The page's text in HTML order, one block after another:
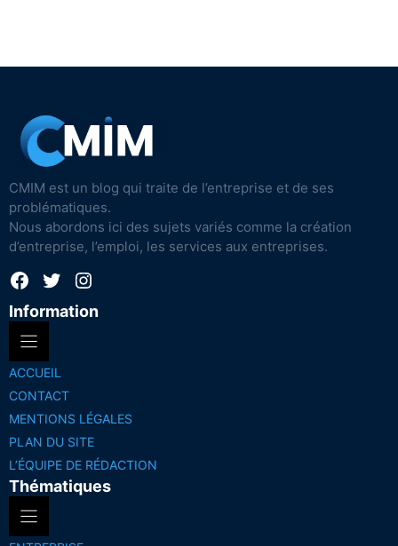
CMIM est un blog qui traite de l’entreprise et de ses
problématiques.
Nous abordons ici des sujets variés comme la création
d’entreprise, l’emploi, les services aux entreprises.
Facebook
TwitterInstagram
Information
ACCUEIL
CONTACT
MENTIONS LÉGALES
PLAN DU SITE
L’ÉQUIPE DE RÉDACTION
Thématiques